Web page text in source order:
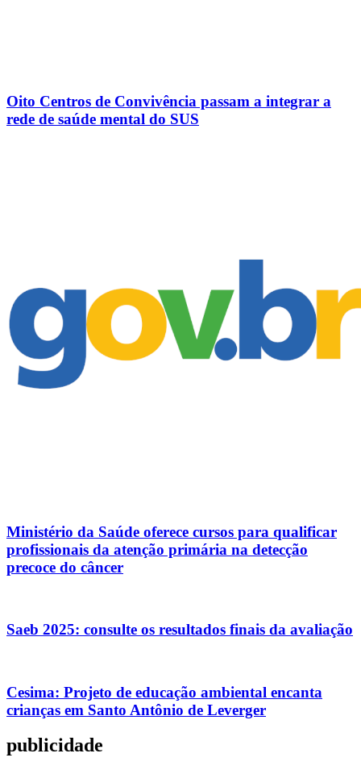
Oito Centros de Convivência passam a integrar a
rede de saúde mental do SUS
Ministério da Saúde oferece cursos para qualificar
profissionais da atenção primária na detecção
precoce do câncer
Saeb 2025: consulte os resultados finais da avaliação
Cesima: Projeto de educação ambiental encanta
crianças em Santo Antônio de Leverger
publicidade